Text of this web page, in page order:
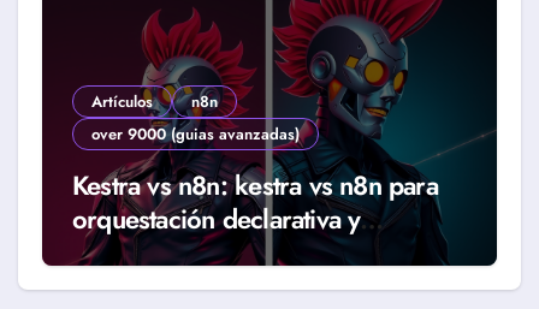
Artículos
n8n
over 9000 (guias avanzadas)
Kestra vs n8n: kestra vs n8n para
orquestación declarativa y
workflows reales (Guía 2026)